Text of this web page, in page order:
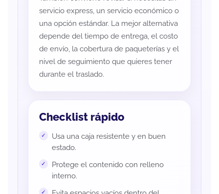
servicio express, un servicio económico o
una opción estándar. La mejor alternativa
depende del tiempo de entrega, el costo
de envío, la cobertura de paqueterías y el
nivel de seguimiento que quieres tener
durante el traslado.
Checklist rápido
Usa una caja resistente y en buen
estado.
Protege el contenido con relleno
interno.